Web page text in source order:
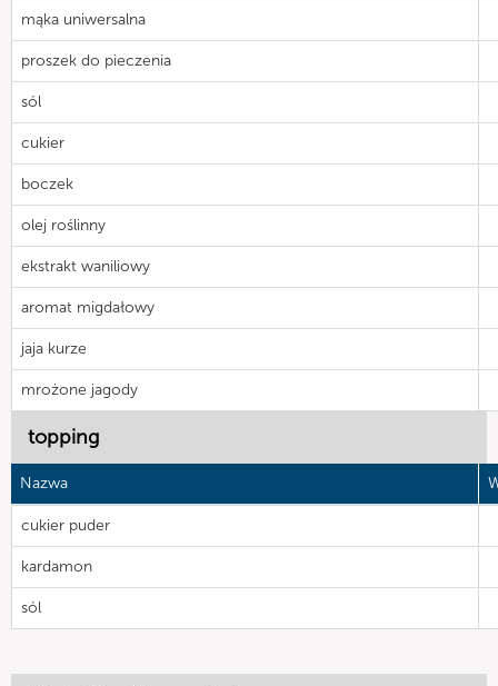
mąka uniwersalna
proszek do pieczenia
sól
cukier
boczek
olej roślinny
ekstrakt waniliowy
aromat migdałowy
jaja kurze
mrożone jagody
topping
Nazwa
cukier puder
kardamon
sól